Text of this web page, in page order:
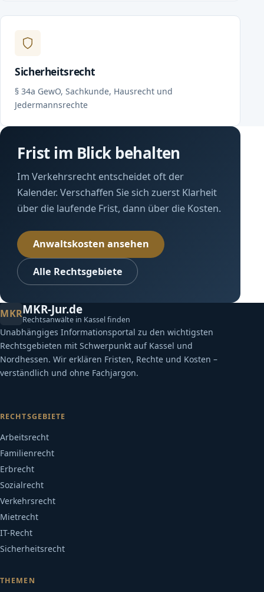
Sicherheitsrecht
§ 34a GewO, Sachkunde, Hausrecht und
Jedermannsrechte
Frist im Blick behalten
Im Verkehrsrecht entscheidet oft der
Kalender. Verschaffen Sie sich zuerst Klarheit
über die laufende Frist, dann über die Kosten.
Anwaltskosten ansehen
Alle Rechtsgebiete
MKRMKR-Jur.de
Rechtsanwälte in Kassel finden
Unabhängiges Informationsportal zu den wichtigsten
Rechtsgebieten mit Schwerpunkt auf Kassel und
Nordhessen. Wir erklären Fristen, Rechte und Kosten –
verständlich und ohne Fachjargon.
RECHTSGEBIETE
Arbeitsrecht
Familienrecht
Erbrecht
Sozialrecht
Verkehrsrecht
Mietrecht
IT-Recht
Sicherheitsrecht
THEMEN